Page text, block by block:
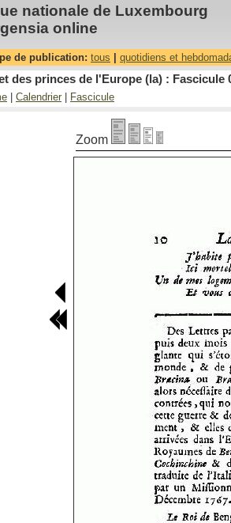
nationale de Luxembourg
online
de publication: tous quotidiens et
des princes de l'Europe (la) : Fascicule
Calendrier Fascicule
Zoom